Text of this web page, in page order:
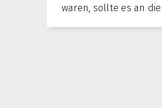
waren, sollte es an